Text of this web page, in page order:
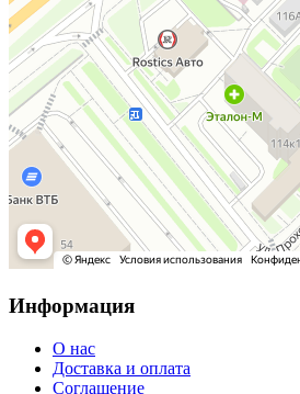
Информация
О нас
Доставка и оплата
Соглашение